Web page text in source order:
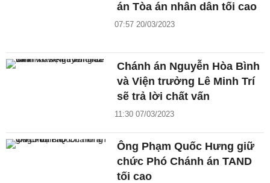
án Tòa án nhân dân tối cao
07:57 20/03/2023
Chánh án Nguyễn Hòa Bình
và Viện trưởng Lê Minh Trí
sẽ trả lời chất vấn
11:30 07/03/2023
Ông Phạm Quốc Hưng giữ
chức Phó Chánh án TAND
tối cao